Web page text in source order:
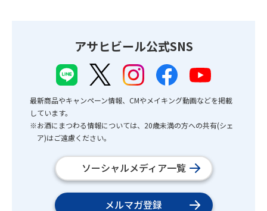
アサヒビール公式SNS
最新商品やキャンペーン情報、CMやメイキング動画などを掲載
しています。
※お酒にまつわる情報については、20歳未満の方への共有(シェ
ア)はご遠慮ください。
ソーシャルメディア一覧
メルマガ登録